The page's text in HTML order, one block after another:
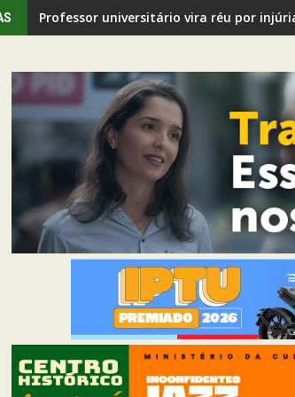
Professor universitário vira réu por